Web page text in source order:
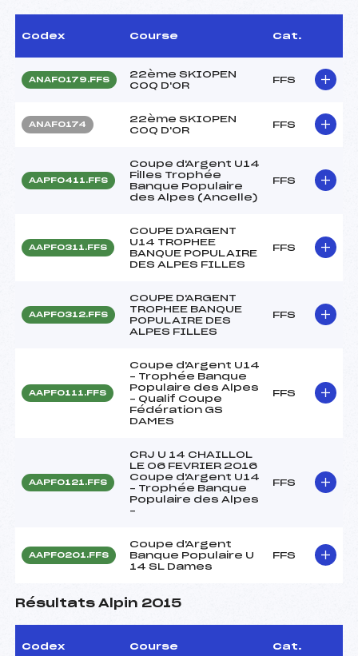
Codex Course Cat.
ANAF0179.FFS
22ème SKIOPEN
COQ D'OR
FFS
ANAF0174
22ème SKIOPEN
COQ D'OR
FFS
AAPF0411.FFS
Coupe d'Argent U14
Filles Trophée
Banque Populaire
des Alpes (Ancelle)
FFS
AAPF0311.FFS
COUPE D'ARGENT
U14 TROPHEE
BANQUE POPULAIRE
DES ALPES FILLES
FFS
AAPF0312.FFS
COUPE D'ARGENT
TROPHEE BANQUE
POPULAIRE DES
ALPES FILLES
FFS
AAPF0111.FFS
Coupe d'Argent U14
– Trophée Banque
Populaire des Alpes
– Qualif Coupe
Fédération GS
DAMES
FFS
AAPF0121.FFS
CRJ U 14 CHAILLOL
LE 06 FEVRIER 2016
Coupe d'Argent U14
– Trophée Banque
Populaire des Alpes
–
FFS
AAPF0201.FFS
Coupe d'Argent
Banque Populaire U
14 SL Dames
FFS
Résultats Alpin 2015
Codex Course Cat.